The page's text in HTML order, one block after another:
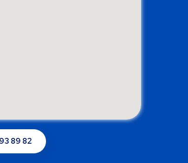
89 82